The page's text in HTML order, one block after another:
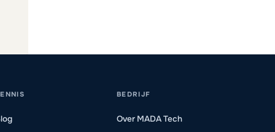
BEDRIJF
Over MADA Tech